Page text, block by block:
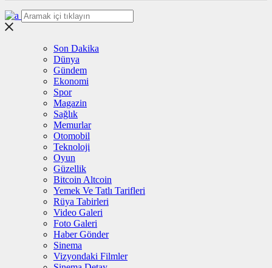
Son Dakika
Dünya
Gündem
Ekonomi
Spor
Magazin
Sağlık
Memurlar
Otomobil
Teknoloji
Oyun
Güzellik
Bitcoin Altcoin
Yemek Ve Tatlı Tarifleri
Rüya Tabirleri
Video Galeri
Foto Galeri
Haber Gönder
Sinema
Vizyondaki Filmler